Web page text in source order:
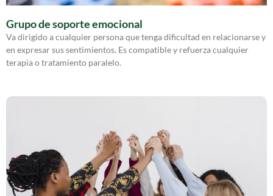
Grupo de soporte emocional
Va dirigido a cualquier persona que tenga dificultad en relacionarse y
en expresar sus sentimientos. Es compatible y refuerza cualquier
terapia o tratamiento paralelo.